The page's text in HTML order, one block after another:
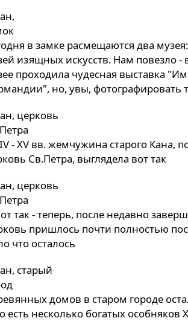
в замке расмещаются два
изящных искусств. Нам повезло -
проходила чудесная выставка
но, увы, фотографировать
- XV вв. жемчужина старого Кана,
Св.Петра, выглядела вот так
так - теперь, после недавно
пришлось почти полностью
что осталось
домов в старом городе
есть несколько богатых особняков